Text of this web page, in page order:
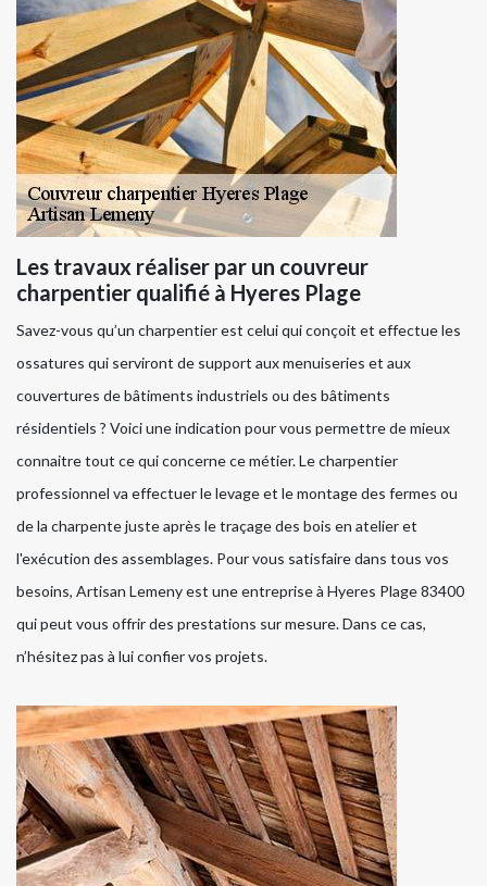
Les travaux réaliser par un couvreur
charpentier qualifié à Hyeres Plage
Savez-vous qu’un charpentier est celui qui conçoit et effectue les
ossatures qui serviront de support aux menuiseries et aux
couvertures de bâtiments industriels ou des bâtiments
résidentiels ? Voici une indication pour vous permettre de mieux
connaitre tout ce qui concerne ce métier. Le charpentier
professionnel va effectuer le levage et le montage des fermes ou
de la charpente juste après le traçage des bois en atelier et
l'exécution des assemblages. Pour vous satisfaire dans tous vos
besoins, Artisan Lemeny est une entreprise à Hyeres Plage 83400
qui peut vous offrir des prestations sur mesure. Dans ce cas,
n’hésitez pas à lui confier vos projets.